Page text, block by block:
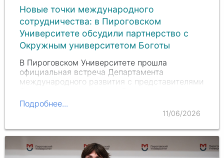
Новые точки международного
сотрудничества: в Пироговском
Университете обсудили партнерство с
Окружным университетом Боготы
В Пироговском Университете прошла
официальная встреча Департамента
международного развития с представителями
Подробнее...
11/06/2026